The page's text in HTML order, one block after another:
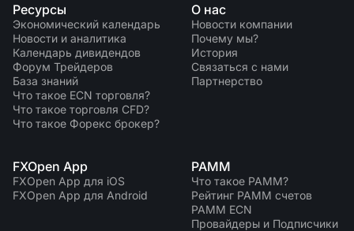
Ресурсы
Экономический календарь
Новости и аналитика
Календарь дивидендов
Форум Трейдеров
База знаний
Что такое ECN торговля?
Что такое торговля CFD?
Что такое Форекс брокер?
О нас
Новости компании
Почему мы?
История
Связаться с нами
Партнерство
FXOpen App
FXOpen App для iOS
FXOpen App для Android
PAMM
Что такое PAMM?
Рейтинг PAMM счетов
PAMM ECN
Провайдеры и Подписчики